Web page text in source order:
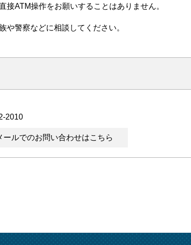
接ATM操作をお願いすることはありません。
や警察などに相談してください。
2010
ールでのお問い合わせはこちら